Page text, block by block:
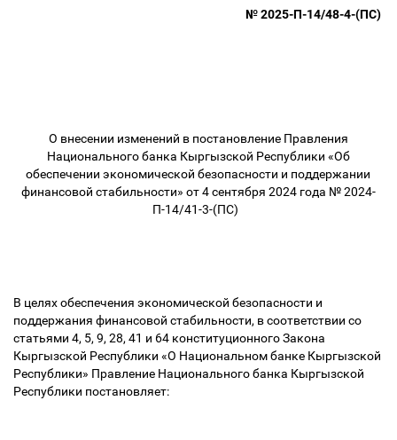
№ 2025-П-14/48-4-(ПС)
О внесении изменений в постановление Правления
Национального банка Кыргызской Республики «Об
обеспечении экономической безопасности и поддержании
финансовой стабильности» от 4 сентября 2024 года № 2024-
П-14/41-3-(ПС)
В целях обеспечения экономической безопасности и
поддержания финансовой стабильности, в соответствии со
статьями 4, 5, 9, 28, 41 и 64 конституционного Закона
Кыргызской Республики «О Национальном банке Кыргызской
Республики» Правление Национального банка Кыргызской
Республики постановляет: